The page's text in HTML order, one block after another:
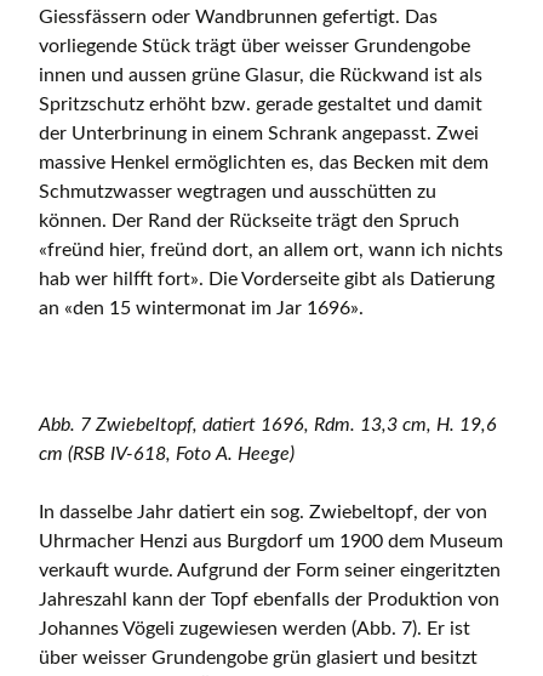
Giessfässern oder Wandbrunnen gefertigt. Das
vorliegende Stück trägt über weisser Grundengobe
innen und aussen grüne Glasur, die Rückwand ist als
Spritzschutz erhöht bzw. gerade gestaltet und damit
der Unterbrinung in einem Schrank angepasst. Zwei
massive Henkel ermöglichten es, das Becken mit dem
Schmutzwasser wegtragen und ausschütten zu
können. Der Rand der Rückseite trägt den Spruch
«freünd hier, freünd dort, an allem ort, wann ich nichts
hab wer hilfft fort». Die Vorderseite gibt als Datierung
an «den 15 wintermonat im Jar 1696».
Abb. 7 Zwiebeltopf, datiert 1696, Rdm. 13,3 cm, H. 19,6
cm (RSB IV-618, Foto A. Heege)
In dasselbe Jahr datiert ein sog. Zwiebeltopf, der von
Uhrmacher Henzi aus Burgdorf um 1900 dem Museum
verkauft wurde. Aufgrund der Form seiner eingeritzten
Jahreszahl kann der Topf ebenfalls der Produktion von
Johannes Vögeli zugewiesen werden (Abb. 7). Er ist
über weisser Grundengobe grün glasiert und besitzt